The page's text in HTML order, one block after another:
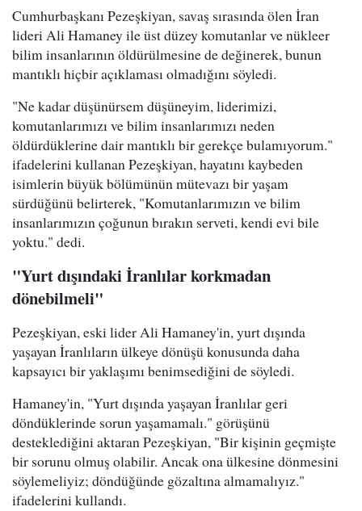
Cumhurbaşkanı Pezeşkiyan, savaş sırasında ölen İran
lideri Ali Hamaney ile üst düzey komutanlar ve nükleer
bilim insanlarının öldürülmesine de değinerek, bunun
mantıklı hiçbir açıklaması olmadığını söyledi.
"Ne kadar düşünürsem düşüneyim, liderimizi,
komutanlarımızı ve bilim insanlarımızı neden
öldürdüklerine dair mantıklı bir gerekçe bulamıyorum."
ifadelerini kullanan Pezeşkiyan, hayatını kaybeden
isimlerin büyük bölümünün mütevazı bir yaşam
sürdüğünü belirterek, "Komutanlarımızın ve bilim
insanlarımızın çoğunun bırakın serveti, kendi evi bile
yoktu." dedi.
"Yurt dışındaki İranlılar korkmadan
dönebilmeli"
Pezeşkiyan, eski lider Ali Hamaney'in, yurt dışında
yaşayan İranlıların ülkeye dönüşü konusunda daha
kapsayıcı bir yaklaşımı benimsediğini de söyledi.
Hamaney'in, "Yurt dışında yaşayan İranlılar geri
döndüklerinde sorun yaşamamalı." görüşünü
desteklediğini aktaran Pezeşkiyan, "Bir kişinin geçmişte
bir sorunu olmuş olabilir. Ancak ona ülkesine dönmesini
söylemeliyiz; döndüğünde gözaltına almamalıyız."
ifadelerini kullandı.